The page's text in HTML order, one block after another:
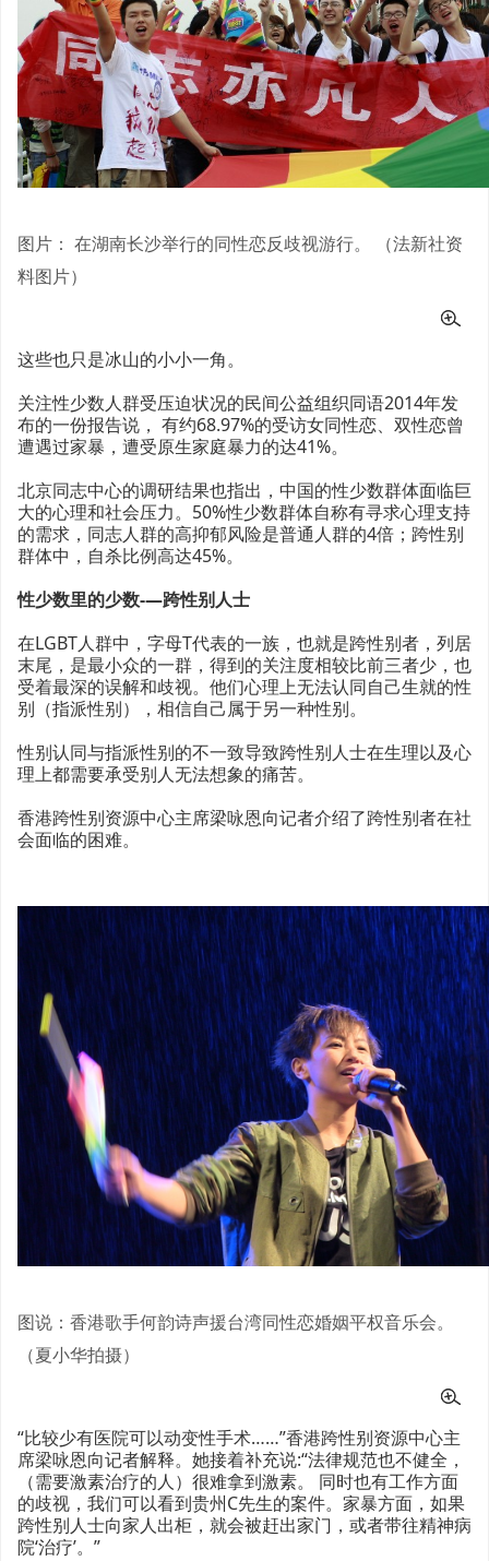
图片： 在湖南长沙举行的同性恋反歧视游行。 （法新社资
料图片）
这些也只是冰山的小小一角。
关注性少数人群受压迫状况的民间公益组织同语2014年发
布的一份报告说， 有约68.97%的受访女同性恋、双性恋曾
遭遇过家暴，遭受原生家庭暴力的达41%。
北京同志中心的调研结果也指出，中国的性少数群体面临巨
大的心理和社会压力。50%性少数群体自称有寻求心理支持
的需求，同志人群的高抑郁风险是普通人群的4倍；跨性别
群体中，自杀比例高达45%。
性少数里的少数-—跨性别人士
在LGBT人群中，字母T代表的一族，也就是跨性别者，列居
末尾，是最小众的一群，得到的关注度相较比前三者少，也
受着最深的误解和歧视。他们心理上无法认同自己生就的性
别（指派性别），相信自己属于另一种性别。
性别认同与指派性别的不一致导致跨性别人士在生理以及心
理上都需要承受别人无法想象的痛苦。
香港跨性别资源中心主席梁咏恩向记者介绍了跨性别者在社
会面临的困难。
图说：香港歌手何韵诗声援台湾同性恋婚姻平权音乐会。
（夏小华拍摄）
“比较少有医院可以动变性手术……”香港跨性别资源中心主
席梁咏恩向记者解释。她接着补充说:“法律规范也不健全，
（需要激素治疗的人）很难拿到激素。 同时也有工作方面
的歧视，我们可以看到贵州C先生的案件。家暴方面，如果
跨性别人士向家人出柜，就会被赶出家门，或者带往精神病
院‘治疗’。”